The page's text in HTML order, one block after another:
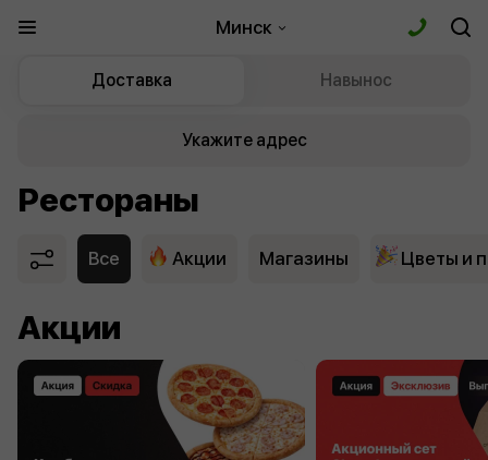
Минск
Доставка Навынос
Укажите адрес
Рестораны
Все Акции Магазины Цветы и
Акции